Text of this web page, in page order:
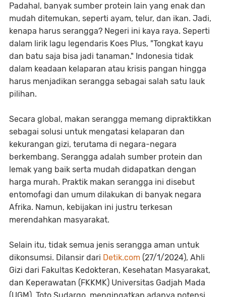
Padahal, banyak sumber protein lain yang enak dan
mudah ditemukan, seperti ayam, telur, dan ikan. Jadi,
kenapa harus serangga? Negeri ini kaya raya. Seperti
dalam lirik lagu legendaris Koes Plus, "Tongkat kayu
dan batu saja bisa jadi tanaman." Indonesia tidak
dalam keadaan kelaparan atau krisis pangan hingga
harus menjadikan serangga sebagai salah satu lauk
pilihan.
Secara global, makan serangga memang dipraktikkan
sebagai solusi untuk mengatasi kelaparan dan
kekurangan gizi, terutama di negara-negara
berkembang. Serangga adalah sumber protein dan
lemak yang baik serta mudah didapatkan dengan
harga murah. Praktik makan serangga ini disebut
entomofagi dan umum dilakukan di banyak negara
Afrika. Namun, kebijakan ini justru terkesan
merendahkan masyarakat.
Selain itu, tidak semua jenis serangga aman untuk
dikonsumsi. Dilansir dari Detik.com (27/1/2024), Ahli
Gizi dari Fakultas Kedokteran, Kesehatan Masyarakat,
dan Keperawatan (FKKMK) Universitas Gadjah Mada